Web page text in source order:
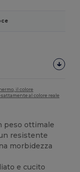
il colore
al colore reale
peso ottimale
resistente
morbidezza
e cucito